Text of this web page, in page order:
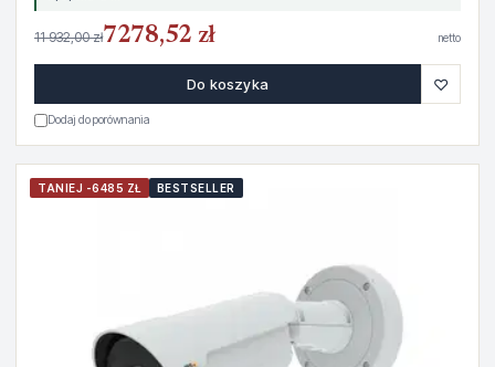
11 932,00 zł7278,52 zł netto
Do koszyka ♡
Dodaj do porównania
TANIEJ -6485 ZŁ BESTSELLER